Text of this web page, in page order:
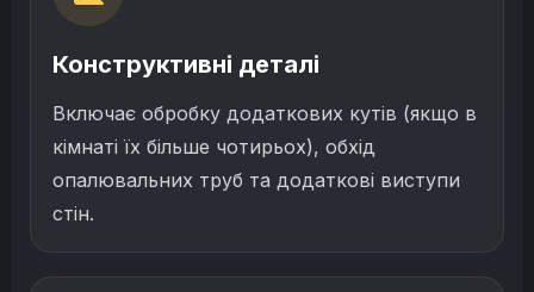
Конструктивні деталі
Включає обробку додаткових кутів (якщо в
кімнаті їх більше чотирьох), обхід
опалювальних труб та додаткові виступи
стін.